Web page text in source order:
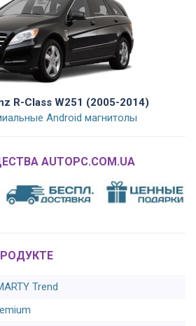
R-Class W251 (2005-2014)
Android магнитолы
AUTOPC.COM.UA
Trend